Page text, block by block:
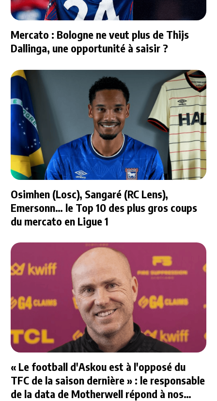
Mercato : Bologne ne veut plus de Thijs
Dallinga, une opportunité à saisir ?
Osimhen (Losc), Sangaré (RC Lens),
Emersonn… le Top 10 des plus gros coups
du mercato en Ligue 1
« Le football d'Askou est à l'opposé du
TFC de la saison dernière » : le responsable
de la data de Motherwell répond à nos